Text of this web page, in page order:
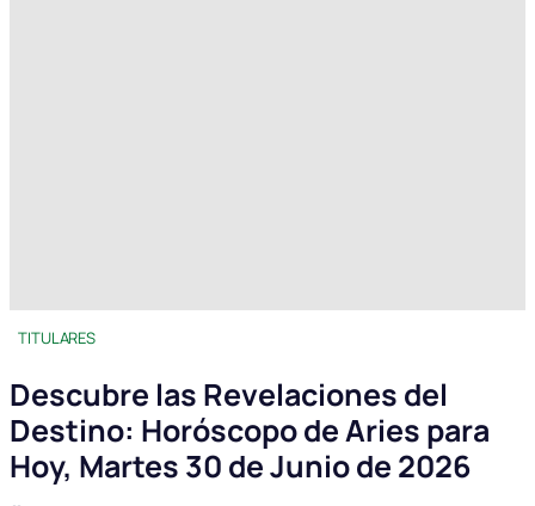
TITULARES
Descubre las Revelaciones del
Destino: Horóscopo de Aries para
Hoy, Martes 30 de Junio de 2026